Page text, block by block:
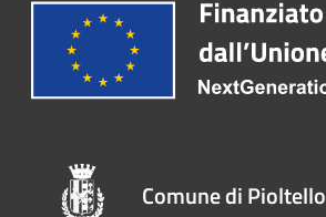
Comune di Pioltello